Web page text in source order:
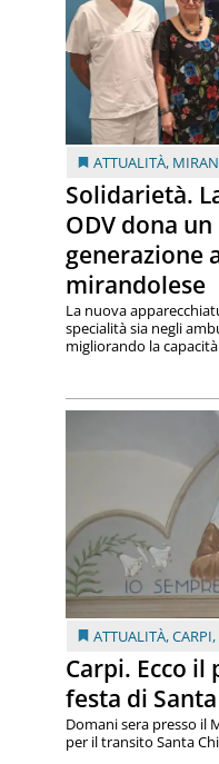
ATTUALITÀ,
Solidarietà.
ODV dona
generazione
mirandolese
La nuova
specialità sia negli
migliorando la
ATTUALITÀ,CARPI,
Carpi. Ecco
festa di
Domani sera presso il
per il transito Santa